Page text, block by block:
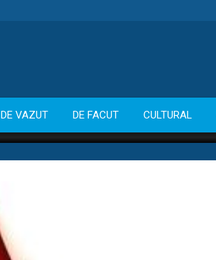
DE VAZUT DE FACUT CULTURAL